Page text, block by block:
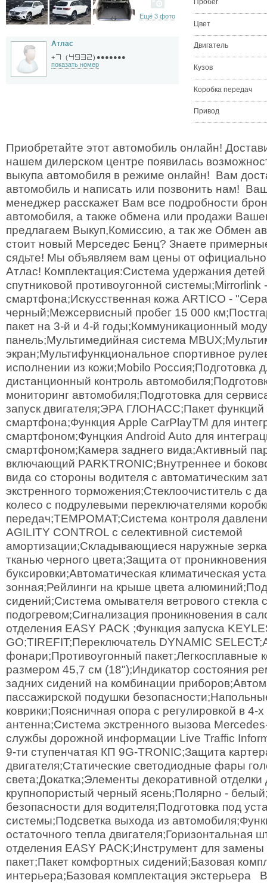
Ещё 3 фото
Атлас
+ ( ) ●●●●●●●
показать номер
Пробег
Цвет
Двигатель
Кузов
Коробка передач
Привод
Приобретайте этот автомобиль онлайн!
нашем дилерском центре появилась
выкупа автомобиля в режиме онлайн! Вам
автомобиль и написать или позвонить нам!
менеджер расскажет Вам все подробности
автомобиля, а также обмена или продажи
предлагаем Выкуп,Комиссию, а так же Обмен
стоит новый Мерседес Бенц? Знаете
сядьте! Мы объявляем вам цены от
Атлас! Комплектация:Система удержания
спутниковой противоугонной системы;Mirrorlink
смартфона;Искусственная кожа ARTICO -
черный;Межсервисный пробег 15 000
пакет на 3-й и 4-й годы;Коммуникационный
панель;Мультимедийная система
экран;Мультифункциональное спортивное
исполнении из кожи;Mobilo Россия;Подготовка
дистанционный контроль
мониторинг автомобиля;Подготовка для
запуск двигателя;ЭРА ГЛОНАСС;Пакет функций
смартфона;Функция Apple CarPlayTM для
смартфоном;Фунцкия Android Auto для
смартфоном;Камера заднего вида;Активный
включающий PARKTRONIC;Внутреннее и
вида со стороны водителя с автоматическим
экстренного торможения;Стеклоочиститель с
колесо с подрулевыми переключателями
передач;TEMPOMAT;Система контроля
AGILITY CONTROL с селективной системой
амортизации;Складывающиеся наружные
тканью черного цвета;Защита от
буксировки;Автоматическая климатическая
зонная;Рейлинги на крыше цвета
сидений;Система омывателя ветрового стекла с
подогревом;Сигнализация проникновения в
отделения EASY PACK ;Функция запуска
GO;TIREFIT;Переключатель DYNAMIC
фонари;Противоугонный пакет;Легкосплавные
размером 45,7 см (18");Индикатор состояния
задних сидений на комбинации
пассажирской подушки
коврики;Поясничная опора с регулировкой в 4-
антенна;Система экстренного вызова
службы дорожной информации Live Traffic
9-ти ступенчатая КП 9G-TRONIC;Защита
двигателя;Статические светодиодные фары
света;Докатка;Элементы декоративной
крупнопористый черный ясень;Полярно -
безопасности для водителя;Подготовка под
системы;Подсветка выхода из
остаточного тепла двигателя;Горизонтальная
отделения EASY PACK;Инструмент для
пакет;Пакет комфортных сидений;Базовая
интерьера;Базовая комплектация экстерьера